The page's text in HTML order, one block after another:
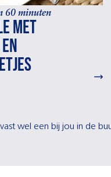
60 minuten
met
wel een bij jou in de